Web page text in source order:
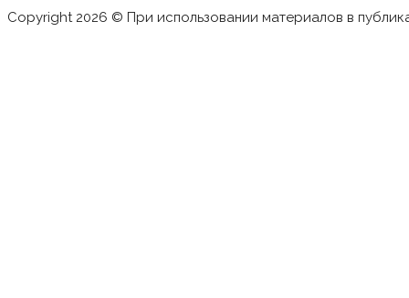
Copyright 2026 © При использовании материалов в